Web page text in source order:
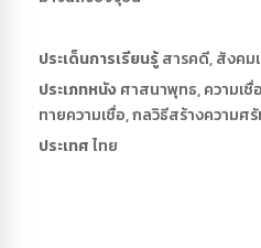
ประเด็นการเรียนรู้สารคดี, สังคม
ประเภทหนังศาสนาพุทธ, ความเชื่
ทายความเชื่อ, กลวิธีสร้างความศ
ประเทศไทย